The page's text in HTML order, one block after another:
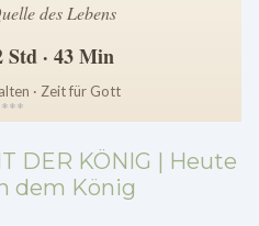
des Lebens
Std · 43 Min
· Zeit für Gott
***
DER KÖNIG | Heute
dem König